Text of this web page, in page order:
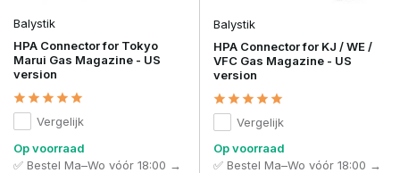
Balystik
HPA Connector for Tokyo
Marui Gas Magazine - US
version
Vergelijk
Op voorraad
✅ Bestel Ma–Wo vóór 18:00 →
Balystik
HPA Connector for KJ / WE /
VFC Gas Magazine - US
version
Vergelijk
Op voorraad
✅ Bestel Ma–Wo vóór 18:00 →